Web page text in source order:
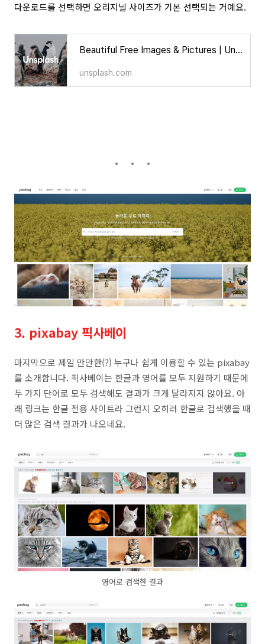
다운로드를 선택하면 오리지널 사이즈가 기본 선택되는 거예요.
Beautiful Free Images & Pictures | Unsplash
unsplash.com
3. pixabay 픽사베이
마지막으로 제일 만만한(?) 누구나 쉽게 이용할 수 있는 pixabay
를 소개합니다. 픽사베이는 한글과 영어를 모두 지원하기 때문에
두 가지 단어로 모두 검색해도 결과가 크게 달라지지 않아요. 아
래 링크는 한글 전용 사이트라 그런지 오히려 한글로 검색했을 때
더 많은 검색 결과가 나오네요.
영어로 검색한 결과